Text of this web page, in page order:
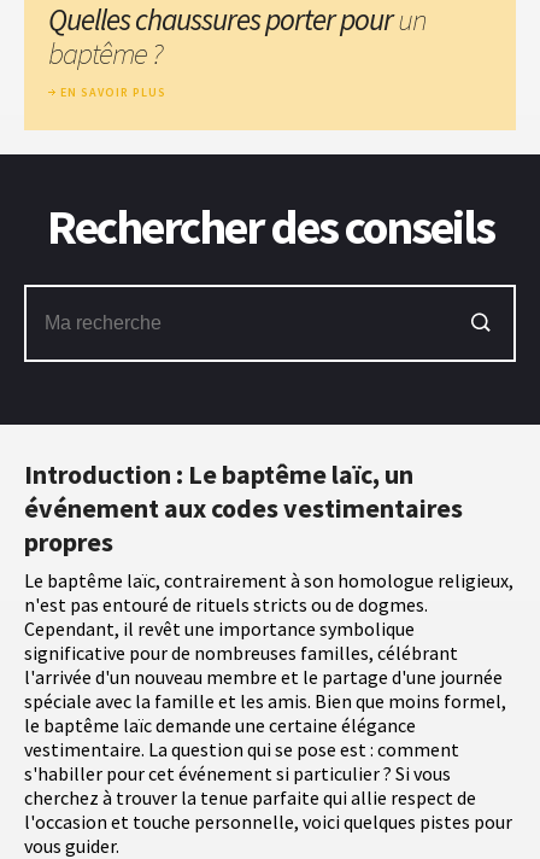
Introduction : Le baptême laïc, un
événement aux codes vestimentaires
propres
Le baptême laïc, contrairement à son homologue religieux,
n'est pas entouré de rituels stricts ou de dogmes.
Cependant, il revêt une importance symbolique
significative pour de nombreuses familles, célébrant
l'arrivée d'un nouveau membre et le partage d'une journée
spéciale avec la famille et les amis. Bien que moins formel,
le baptême laïc demande une certaine élégance
vestimentaire. La question qui se pose est : comment
s'habiller pour cet événement si particulier ? Si vous
cherchez à trouver la tenue parfaite qui allie respect de
l'occasion et touche personnelle, voici quelques pistes pour
vous guider.
Quelles chaussures porter pourun
baptême ?
EN SAVOIR PLUS
Rechercher des conseils